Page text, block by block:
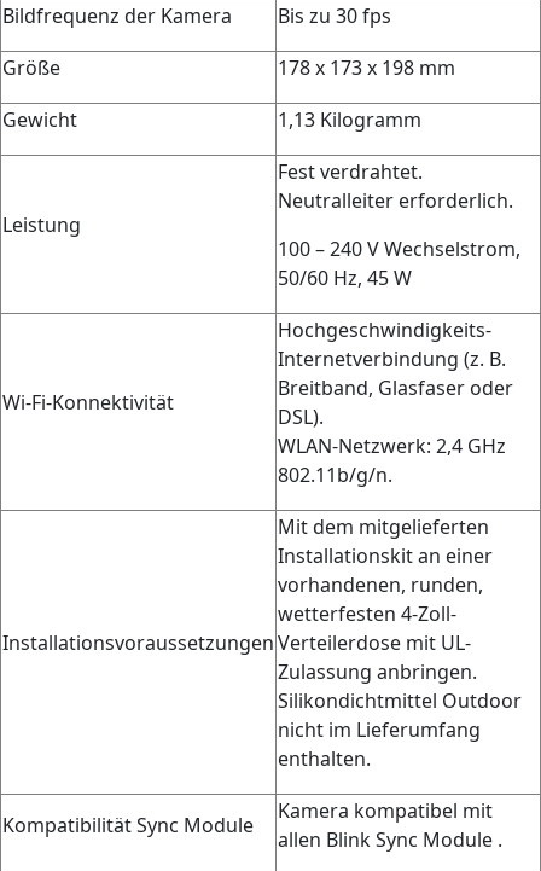
Bildfrequenz der Kamera
Bis zu 30 fps
Größe
178 x 173 x 198 mm
Gewicht
1,13 Kilogramm
Leistung
Fest verdrahtet.
Neutralleiter erforderlich.
100 – 240 V Wechselstrom,
50/60 Hz, 45 W
Wi-Fi-Konnektivität
Hochgeschwindigkeits-
Internetverbindung (z. B.
Breitband, Glasfaser oder
DSL).
WLAN-Netzwerk: 2,4 GHz
802.11b/g/n.
Installationsvoraussetzungen
Mit dem mitgelieferten
Installationskit an einer
vorhandenen, runden,
wetterfesten 4-Zoll-
Verteilerdose mit UL-
Zulassung anbringen.
Silikondichtmittel Outdoor
nicht im Lieferumfang
enthalten.
Kompatibilität Sync Module
Kamera kompatibel mit
allen Blink Sync Module .